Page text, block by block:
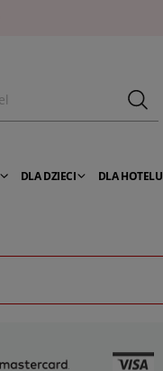
DLA DZIECI DLA HOTELU